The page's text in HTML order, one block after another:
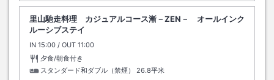
里山馳走料理 カジュアルコース漸－ZEN－ オールインク
ルーシブステイ
IN チェックイン
15:00 / OUT チェックアウト
11:00
夕食/朝食付き
スタンダード和ダブル（禁煙）
26.8平米